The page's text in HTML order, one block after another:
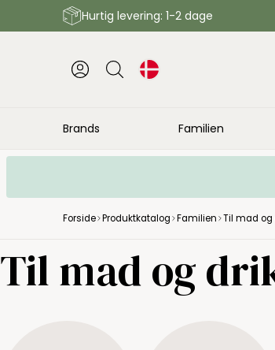
Hurtig levering: 1-2 dage
Brands Familien
Forside Produktkatalog Familien Til mad og
Til mad og